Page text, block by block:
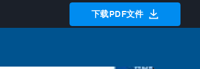
下载PDF文件